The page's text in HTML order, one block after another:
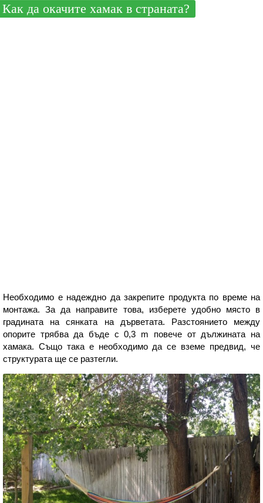
Как да окачите хамак в страната?
Необходимо е надеждно да закрепите продукта по време на
монтажа. За да направите това, изберете удобно място в
градината на сянката на дърветата. Разстоянието между
опорите трябва да бъде с 0,3 m повече от дължината на
хамака. Също така е необходимо да се вземе предвид, че
структурата ще се разтегли.